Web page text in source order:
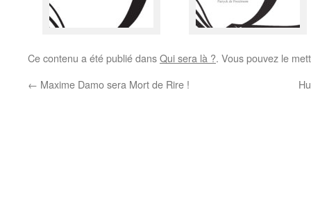
Ce contenu a été publié dansQui sera là ?. Vous pouvez le
← Maxime Damo sera Mort de Rire !